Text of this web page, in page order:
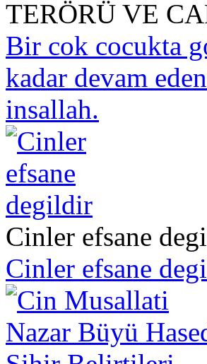
TERÖRÜ VE
Bir cok cocukta
kadar devam
insallah.
Cinler efsane
Cinler efsane